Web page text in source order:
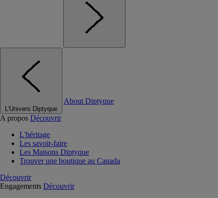
L'Univers Diptyque
About Diptyque
A propos Découvrir
L'héritage
Les savoir-faire
Les Maisons Diptyque
Trouver une boutique au Canada
Découvrir
Engagements Découvrir